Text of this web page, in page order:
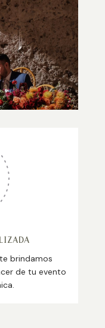
brindamos
de tu evento